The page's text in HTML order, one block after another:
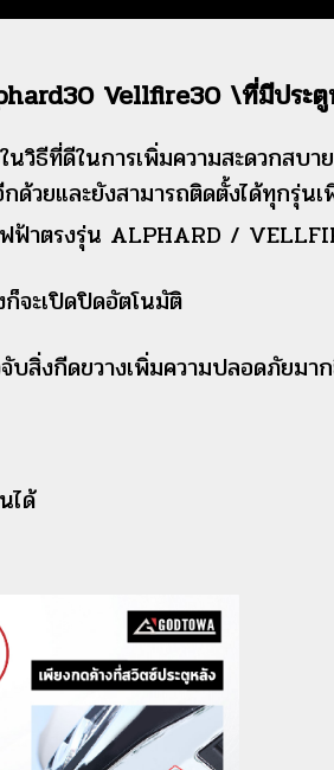
Vellfire30 \ที่มีประตู
วิธีที่ดีในการเพิ่มความสะดวกส
วยและยังสามารถติดตั้งได้ทุกรุ่น
ฟ้าตรงรุ่น ALPHARD /
จะเปิดปิดอัตโนมัติ
บสิ่งกีดขวางเพิ่มความปลอดภัยมา
ได้